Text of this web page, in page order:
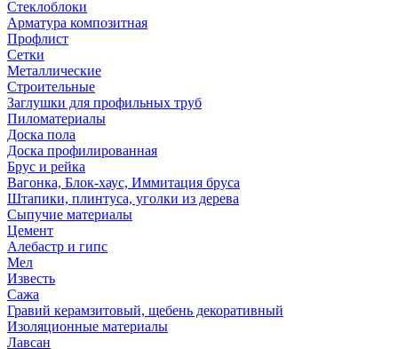
Стеклоблоки
Арматура композитная
Профлист
Сетки
Металлические
Строительные
Заглушки для профильных труб
Пиломатериалы
Доска пола
Доска профилированная
Брус и рейка
Вагонка, Блок-хаус, Иммитация бруса
Штапики, плинтуса, уголки из дерева
Сыпучие материалы
Цемент
Алебастр и гипс
Мел
Известь
Сажа
Гравий керамзитовый, щебень декоративный
Изоляционные материалы
Лавсан